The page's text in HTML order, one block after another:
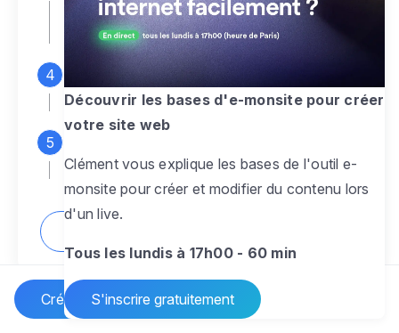
Créer un site Internet
designpour créer un site web sur-mesure,
à votre image
Ajoutez des pagessans limite pour
présenter votre activité, votre passion
pour rendre votre site dynamique
Découvrir les bases d'e-monsite pour créer
votre site web
Clément vous explique les bases de l'outil e-
monsite pour créer et modifier du contenu lors
d'un live.
Tous les lundis à 17h00 - 60 min
S'inscrire gratuitement